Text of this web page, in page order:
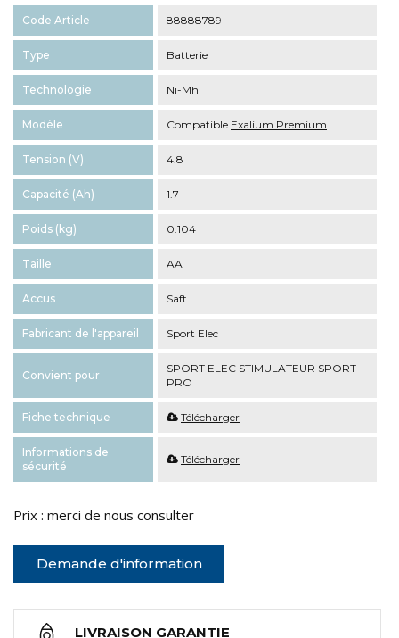
Code Article 88888789
Type Batterie
Technologie Ni-Mh
Modèle Compatible Exalium Premium
Tension (V) 4.8
Capacité (Ah) 1.7
Poids (kg) 0.104
Taille AA
Accus Saft
Fabricant de l'appareil Sport Elec
Convient pour
SPORT ELEC STIMULATEUR SPORT
PRO
Fiche technique Télécharger
Informations de
sécurité
Télécharger
Prix : merci de nous consulter
Demande d'information
LIVRAISON GARANTIE